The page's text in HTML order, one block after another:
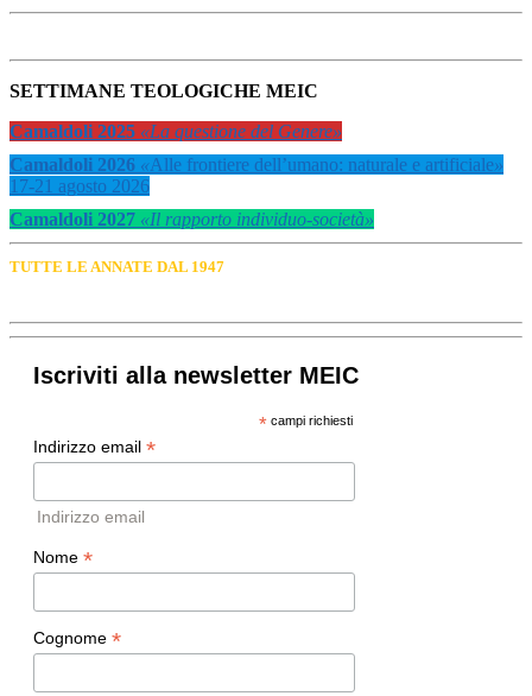
SETTIMANE TEOLOGICHE MEIC
Camaldoli 2025 «La questione del Genere»
Camaldoli 2026 «Alle frontiere dell’umano: naturale e artificiale»
17-21 agosto 2026
Camaldoli 2027 «Il rapporto individuo-società»
TUTTE LE ANNATE DAL 1947
Iscriviti alla newsletter MEIC
*campi richiesti
Indirizzo email *
Indirizzo email
Nome *
Cognome *